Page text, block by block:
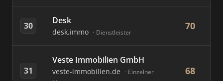
30 Desk
desk.immo Dienstleister
70
31
Veste Immobilien GmbH
veste-immobilien.de
Einzelner
68